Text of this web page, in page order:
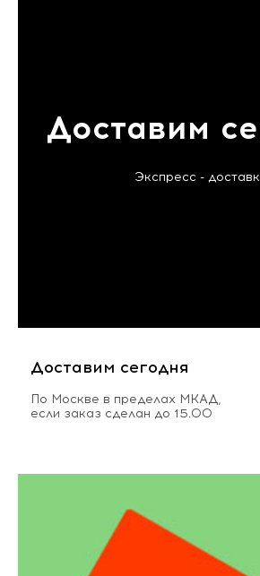
Доставим
Экспресс -
Доставим сегодня
По Москве в пределах МКАД,
если заказ сделан до 15.00